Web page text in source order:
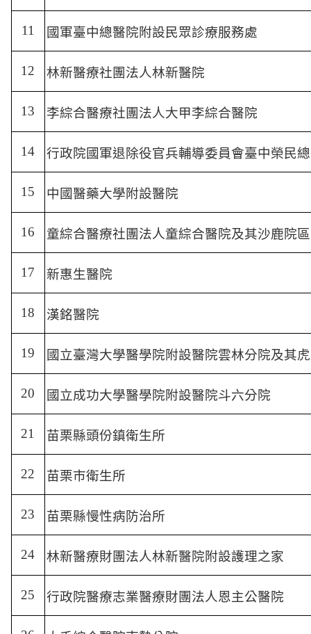
11 國軍臺中總醫院附設民眾診療服務處
12 林新醫療社團法人林新醫院
13 李綜合醫療社團法人大甲李綜合醫院
14 行政院國軍退除役官兵輔導委員會臺中榮民
15 中國醫藥大學附設醫院
16 童綜合醫療社團法人童綜合醫院及其沙鹿院區
17 新惠生醫院
18 漢銘醫院
19 國立臺灣大學醫學院附設醫院雲林分院及其
20 國立成功大學醫學院附設醫院斗六分院
21 苗栗縣頭份鎮衛生所
22 苗栗市衛生所
23 苗栗縣慢性病防治所
24 林新醫療財團法人林新醫院附設護理之家
25 行政院醫療志業醫療財團法人恩主公醫院